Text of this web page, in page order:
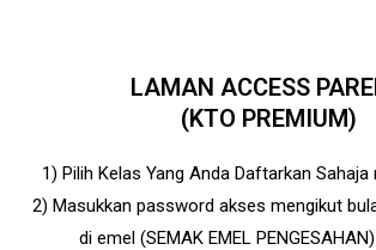
LAMAN ACCESS
(KTO PREMIUM)
1) Pilih Kelas Yang Anda Daftarkan Sahaja
2) Masukkan password akses mengikut
di emel (SEMAK EMEL